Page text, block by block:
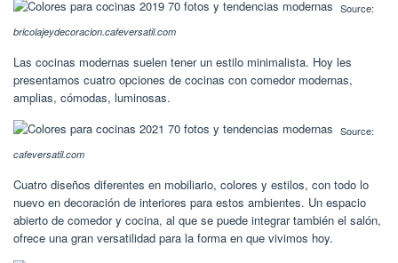
Source:
bricolajeydecoracion.cafeversatil.com
Las cocinas modernas suelen tener un estilo minimalista. Hoy les
presentamos cuatro opciones de cocinas con comedor modernas,
amplias, cómodas, luminosas.
Source:
cafeversatil.com
Cuatro diseños diferentes en mobiliario, colores y estilos, con todo lo
nuevo en decoración de interiores para estos ambientes. Un espacio
abierto de comedor y cocina, al que se puede integrar también el salón,
ofrece una gran versatilidad para la forma en que vivimos hoy.